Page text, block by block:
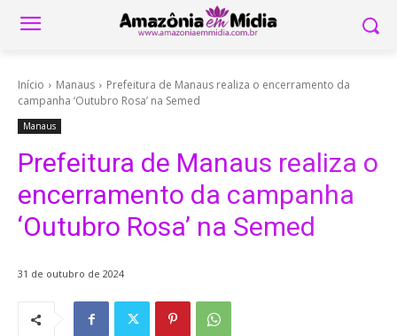
Início Manaus
Prefeitura de Manaus realiza o encerramento da
campanha ‘Outubro Rosa’ na Semed
Manaus
Prefeitura de Manaus realiza o
encerramento da campanha
‘Outubro Rosa’ na Semed
31 de outubro de 2024